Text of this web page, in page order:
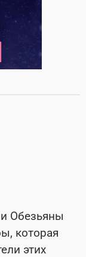
Обезьяны
которая
этих